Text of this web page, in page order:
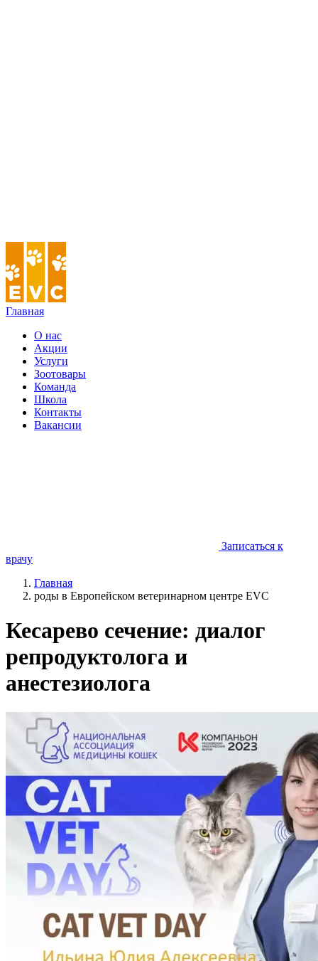
Главная
О нас
Акции
Услуги
Зоотовары
Команда
Школа
Контакты
Вакансии
Записаться к
врачу
Главная
роды в Европейском ветеринарном центре EVC
Кесарево сечение: диалог
репродуктолога и
анестезиолога